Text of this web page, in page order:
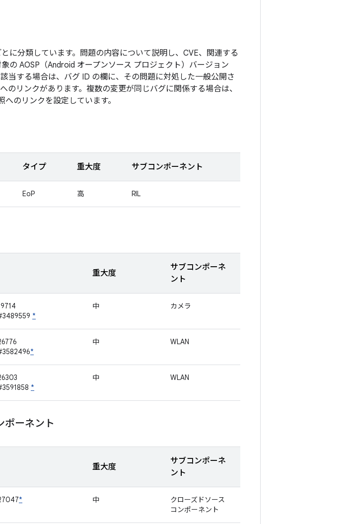
に分類しています。問題の内容について説明し、CVE、関連する
の AOSP（Android オープンソース プロジェクト）バージョン
当する場合は、バグ ID の欄に、その問題に対処した一般公開さ
のリンクがあります。複数の変更が同じバグに関係する場合は、
のリンクを設定しています。
タイプ 重大度 サブコンポーネント
EoP 高 RIL
重大度
サブコンポーネ
ント
*
中 カメラ
*
中 WLAN
*
中 WLAN
ポーネント
重大度
サブコンポーネ
ント
* 中
クローズドソース
コンポーネント